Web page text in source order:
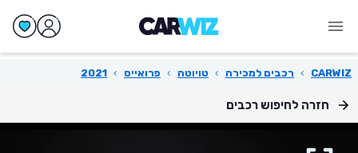
CARWIZ
› רכבים למכירה › טויוטה › פרואייס ›
2021
חזרה לחיפוש רכבים